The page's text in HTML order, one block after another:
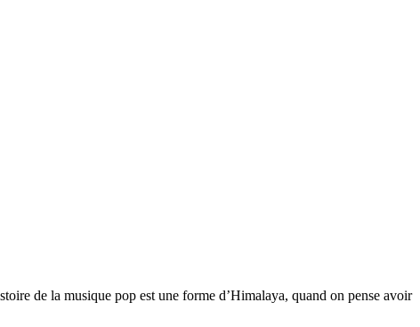
de la musique pop est une forme d’Himalaya, quand on pense avoir